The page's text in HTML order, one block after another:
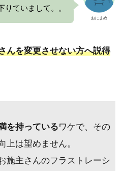
おにまめ
ていまして。。
んを変更させない方へ説得
を持っているワケで、その
上は望めません。
施主さんのフラストレーシ